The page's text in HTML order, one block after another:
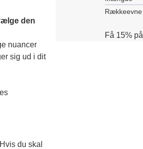
den
nuancer
sig ud i dit
du skal
Få 15%